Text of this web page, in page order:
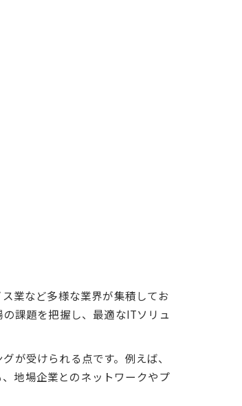
業など多様な業界が集積してお
課題を把握し、最適なITソリュ
が受けられる点です。例えば、
地場企業とのネットワークやプ